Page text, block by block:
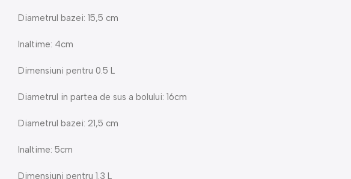
Diametrul bazei: 15,5 cm
Inaltime: 4cm
Dimensiuni pentru 0.5 L
Diametrul in partea de sus a bolului: 16cm
Diametrul bazei: 21,5 cm
Inaltime: 5cm
Dimensiuni pentru 1.3 L